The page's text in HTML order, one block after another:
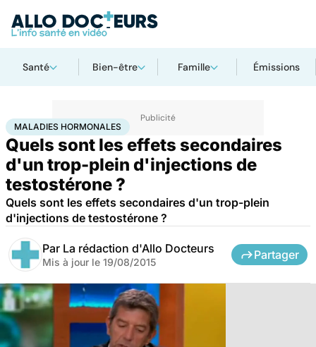
Santé Bien-être Famille Émissions
AccueilSantéMaladies hormonales
MALADIES HORMONALES
Quels sont les effets secondaires
d'un trop-plein d'injections de
testostérone ?
Quels sont les effets secondaires d'un trop-plein
d'injections de testostérone ?
Par La rédaction d'Allo Docteurs
Mis à jour le 19/08/2015
Partager